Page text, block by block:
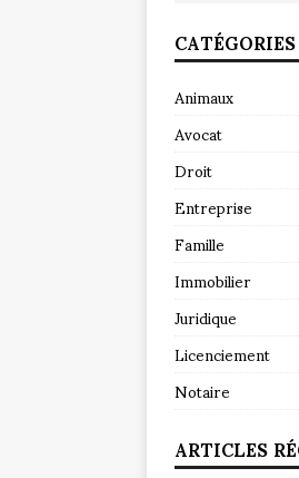
CATÉGORIES
Animaux
Avocat
Droit
Entreprise
Famille
Immobilier
Juridique
Licenciement
Notaire
ARTICLES